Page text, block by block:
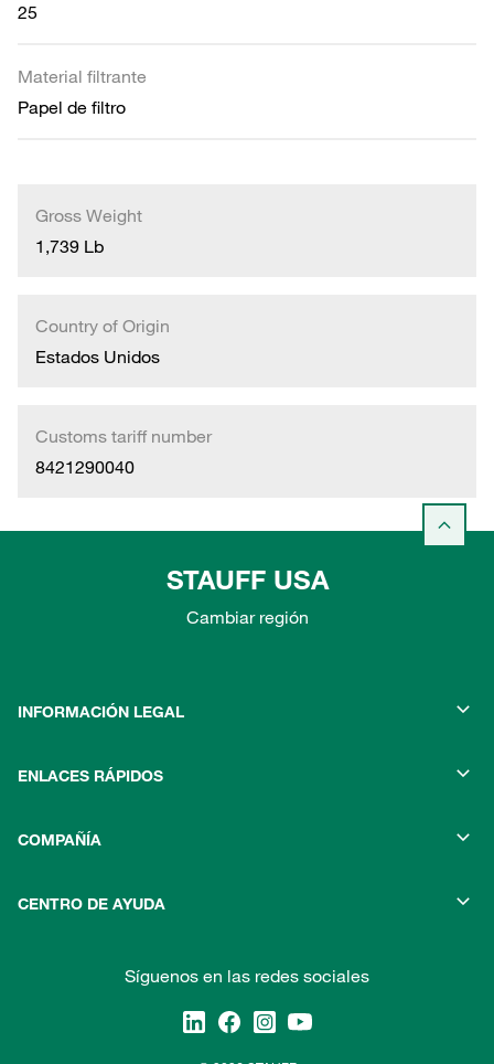
25
Material filtrante
Papel de filtro
Gross Weight
1,739 Lb
Country of Origin
Estados Unidos
Customs tariff number
8421290040
STAUFF USA
Cambiar región
INFORMACIÓN LEGAL
ENLACES RÁPIDOS
COMPAÑÍA
CENTRO DE AYUDA
Síguenos en las redes sociales